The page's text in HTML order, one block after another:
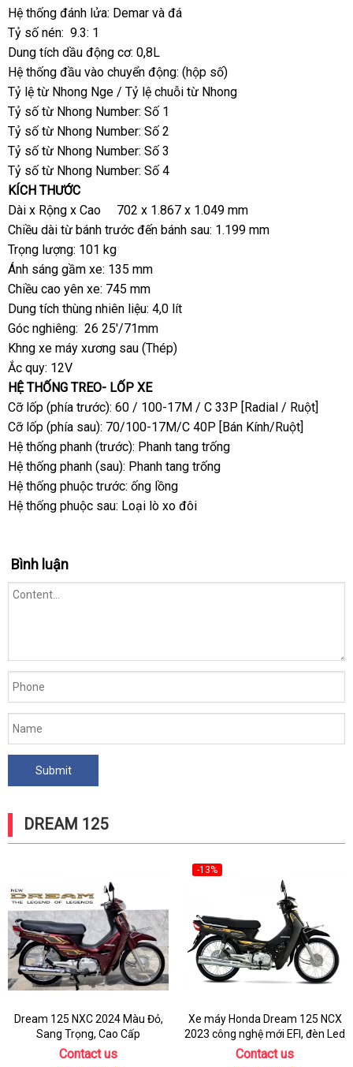
Hệ thống đánh lửa: Demar và đá
Tỷ số nén: 9.3: 1
Dung tích dầu động cơ: 0,8L
Hệ thống đầu vào chuyển động: (hộp số)
Tỷ lệ từ Nhong Nge / Tỷ lệ chuỗi từ Nhong
Tỷ số từ Nhong Number: Số 1
Tỷ số từ Nhong Number: Số 2
Tỷ số từ Nhong Number: Số 3
Tỷ số từ Nhong Number: Số 4
KÍCH THƯỚC
Dài x Rộng x Cao 702 x 1.867 x 1.049 mm
Chiều dài từ bánh trước đến bánh sau: 1.199 mm
Trọng lượng: 101 kg
Ánh sáng gầm xe: 135 mm
Chiều cao yên xe: 745 mm
Dung tích thùng nhiên liệu: 4,0 lít
Góc nghiêng: 26 25'/71mm
Khng xe máy xương sau (Thép)
Ắc quy: 12V
HỆ THỐNG TREO- LỐP XE
Cỡ lốp (phía trước): 60 / 100-17M / C 33P [Radial / Ruột]
Cỡ lốp (phía sau): 70/100-17M/C 40P [Bán Kính/Ruột]
Hệ thống phanh (trước): Phanh tang trống
Hệ thống phanh (sau): Phanh tang trống
Hệ thống phuộc trước: ống lồng
Hệ thống phuộc sau: Loại lò xo đôi
Bình luận
DREAM 125
Dream 125 NXC 2024 Màu Đỏ,
Sang Trọng, Cao Cấp
Contact us
-13%
Xe máy Honda Dream 125 NCX
2023 công nghệ mới EFI, đèn Led
Contact us